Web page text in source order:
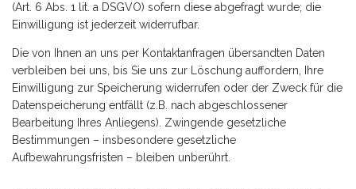
(Art. 6 Abs. 1 lit. a DSGVO) sofern diese abgefragt wurde; die
Einwilligung ist jederzeit widerrufbar.
Die von Ihnen an uns per Kontaktanfragen übersandten Daten
verbleiben bei uns, bis Sie uns zur Löschung auffordern, Ihre
Einwilligung zur Speicherung widerrufen oder der Zweck für die
Datenspeicherung entfällt (z.B. nach abgeschlossener
Bearbeitung Ihres Anliegens). Zwingende gesetzliche
Bestimmungen – insbesondere gesetzliche
Aufbewahrungsfristen – bleiben unberührt.